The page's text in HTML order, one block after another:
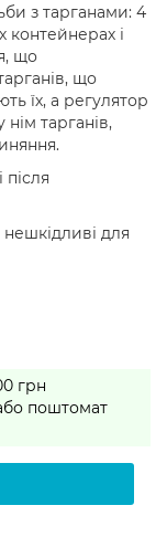
з тарганами: 4
контейнерах і
що
що
їх, а регулятор
тарганів,
для
грн
поштомат